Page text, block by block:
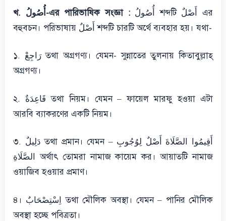
খ. أُصُولُ-এর পারিভাষিক সংজ্ঞা :أُصُولُ শব্দটি أَصْلٌ এর
বহুবচন। পরিভাষায় أَصْلٌ শব্দটি চারটি অর্থে ব্যবহার হয়। যথা-
১. رَاجِعْ তথা অগ্রগণ্য। যেমন- সুন্নাতের তুলনায় কিতাবুল্লাহ্
অগ্রগণ্য।
২. قَاعِدَةٌ তথা নিয়ম। যেমন – ফায়েল মারফু হওয়া এটা
আরবি ব্যাকরণের একটি নিয়ম।
৩. دَلِيلٌ তথা প্রমান। যেমন – أَقِيمُوا الصَّلَاةَ أَصْلٌ لِوُجُوبِ
الصَّلَاةِ অর্থাৎ তোমরা নামাজ কায়েম কর। আয়াতটি নামাজ
ওয়াজিব হওয়ার প্রমাণ।
৪। اِسْتِصْحَابٌ তথা মৌলিক অবস্থা। যেমন – পানির মৌলিক
অবস্থা হচ্ছে পবিত্রতা।